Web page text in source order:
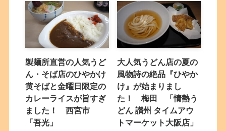
製麺所直営の人気うど
ん・そば店のひやかけ
黄そばと金曜日限定の
カレーライスが旨すぎ
ました！ 西宮市
「吾光」
大人気うどん店の夏の
風物詩の絶品『ひやか
け』が始まりまし
た！ 梅田 「情熱う
どん 讃州 タイムアウ
トマーケット大阪店」